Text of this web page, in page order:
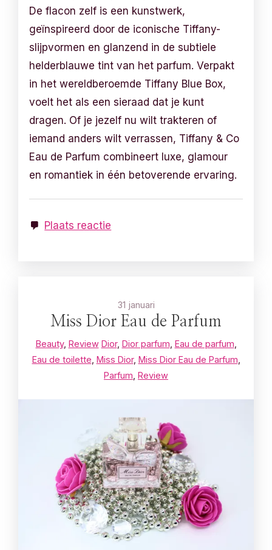
De flacon zelf is een kunstwerk,
geïnspireerd door de iconische Tiffany-
slijpvormen en glanzend in de subtiele
helderblauwe tint van het parfum. Verpakt
in het wereldberoemde Tiffany Blue Box,
voelt het als een sieraad dat je kunt
dragen. Of je jezelf nu wilt trakteren of
iemand anders wilt verrassen, Tiffany & Co
Eau de Parfum combineert luxe, glamour
en romantiek in één betoverende ervaring.
Plaats reactie
31 januari
Miss Dior Eau de Parfum
Beauty, Review Dior, Dior parfum Eau de parfum
Eau de toilette Miss Dior, Miss Dior Eau de Parfum
Parfum Review